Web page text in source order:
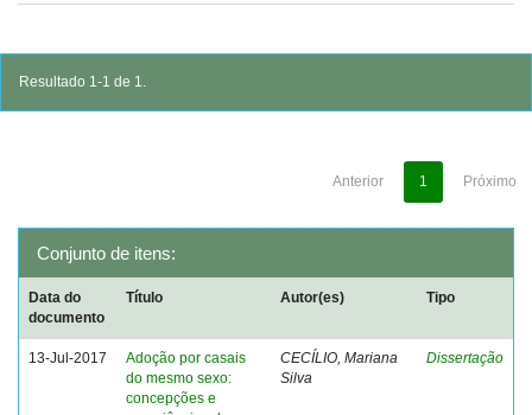
Resultado 1-1 de 1.
Anterior 1 Próximo
Conjunto de itens:
Data do
documento
Título Autor(es) Tipo
13-Jul-2017
Adoção por casais
do mesmo sexo:
concepções e
CECÍLIO, Mariana
Silva
Dissertação